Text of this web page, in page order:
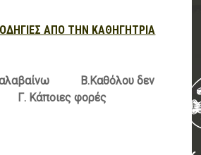
ΑΠΟ ΤΗΝ ΚΑΘΗΓΗΤΡΙΑ
Β.Καθόλου δεν
Γ. Κάποιες φορές